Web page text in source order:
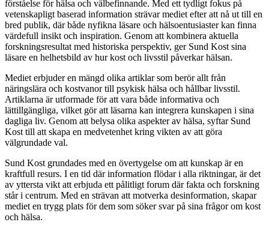
förståelse för hälsa och välbefinnande. Med ett tydligt fokus på
vetenskapligt baserad information strävar mediet efter att nå ut till en
bred publik, där både nyfikna läsare och hälsoentusiaster kan finna
värdefull insikt och inspiration. Genom att kombinera aktuella
forskningsresultat med historiska perspektiv, ger Sund Kost sina
läsare en helhetsbild av hur kost och livsstil påverkar hälsan.
Mediet erbjuder en mängd olika artiklar som berör allt från
näringslära och kostvanor till psykisk hälsa och hållbar livsstil.
Artiklarna är utformade för att vara både informativa och
lättillgängliga, vilket gör att läsarna kan integrera kunskapen i sina
dagliga liv. Genom att belysa olika aspekter av hälsa, syftar Sund
Kost till att skapa en medvetenhet kring vikten av att göra
välgrundade val.
Sund Kost grundades med en övertygelse om att kunskap är en
kraftfull resurs. I en tid där information flödar i alla riktningar, är det
av yttersta vikt att erbjuda ett pålitligt forum där fakta och forskning
står i centrum. Med en strävan att motverka desinformation, skapar
mediet en trygg plats för dem som söker svar på sina frågor om kost
och hälsa.